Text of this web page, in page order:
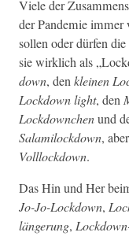
Viele der
der Pan­demie immer
sollen oder dür­fen
sie wirk­lich als
down, denkleinen
Lock­down light, den
Lock­downchenund
Salamilock­down,
Vol­l­lock­down.
Das Hin und Her
Jo-Jo-Lock­down,
längerung,